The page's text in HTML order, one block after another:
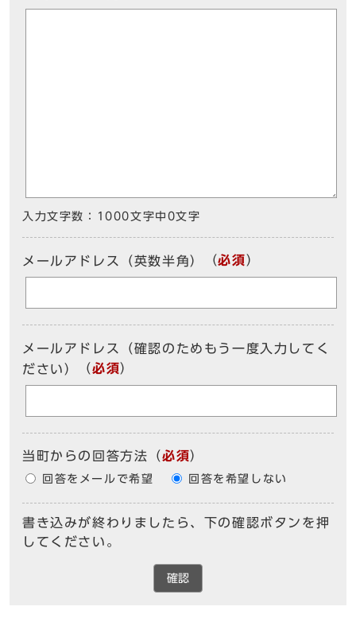
入力文字数： 1000文字中 0文字
メールアドレス（英数半角） （必須）
メールアドレス（確認のためもう一度入力してく
ださい）
（必須）
当町からの回答方法 （必須）
回答をメールで希望 回答を希望しない
書き込みが終わりましたら、下の確認ボタンを押
してください。
確認